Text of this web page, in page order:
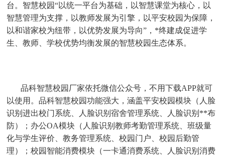
台。智慧校园“以统一平台为基础，以智慧课堂为核心，以
智慧管理为支撑，以教师发展为引擎，以平安校园为保障，
以和谐家校为纽带，以优势发展为导向” ，*终建成促进学
生、教师、学校优势均衡发展的智慧校园生态体系。
品科智慧校园厂家依托微信公众号，不用下载APP就可
以使用。品科智慧校园功能强大，涵盖平安校园模块（人脸
识别进出校门系统、人脸识别宿舍管理系统、人脸识别**布
防）；办公OA模块（人脸识别教师考勤管理系统、班级量
化与学生评价、教务管理系统、校园门户、校园后勤管
理）；校园智能消费模块（一卡通消费系统、人脸识别消费